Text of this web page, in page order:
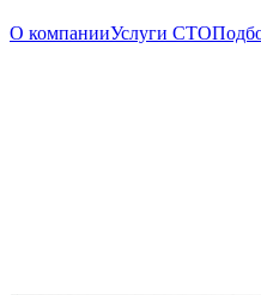
О компанииУслуги СТО